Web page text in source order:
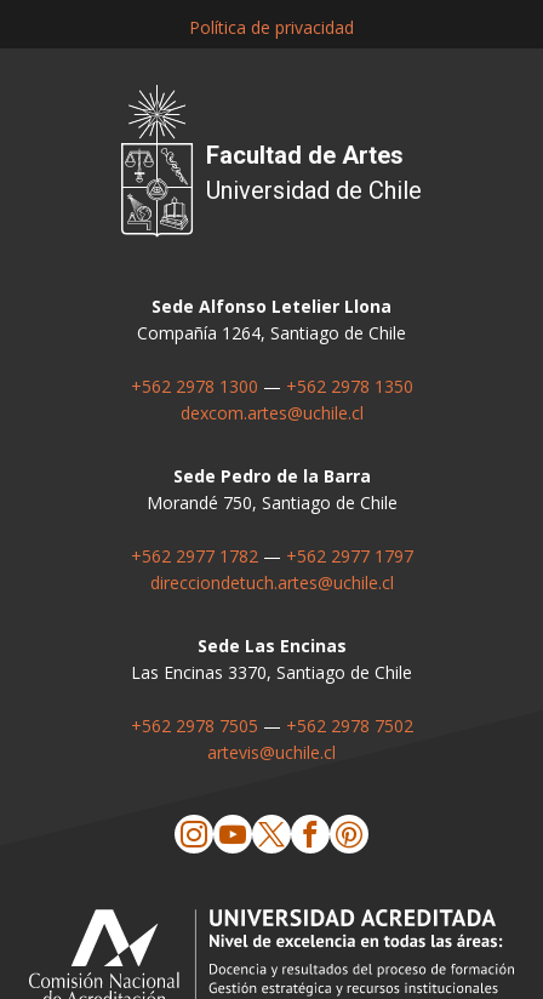
Política de privacidad
Facultad de Artes
Universidad de Chile
Sede Alfonso Letelier Llona
Compañía 1264, Santiago de Chile
+562 2978 1300 — +562 2978 1350
dexcom.artes@uchile.cl
Sede Pedro de la Barra
Morandé 750, Santiago de Chile
+562 2977 1782— +562 2977 1797
direcciondetuch.artes@uchile.cl
Sede Las Encinas
Las Encinas 3370, Santiago de Chile
+562 2978 7505 — +562 2978 7502
artevis@uchile.cl